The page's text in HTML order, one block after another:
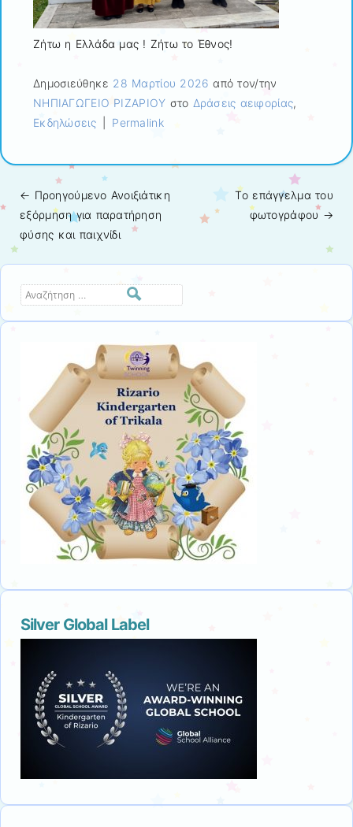
Ζήτω η Ελλάδα μας ! Ζήτω το Έθνος!
Δημοσιεύθηκε 28 Μαρτίου 2026 από τον/την
ΝΗΠΙΑΓΩΓΕΙΟ ΡΙΖΑΡΙΟΥ στο Δράσεις αειφορίας,
Εκδηλώσεις
Permalink
Πλοήγηση άρθρων
← Προηγούμενo Ανοιξιάτικη
εξόρμηση για παρατήρηση
φύσης και παιχνίδι
Tο επάγγελμα του
φωτογράφου →
Αναζήτηση
Silver Global Label